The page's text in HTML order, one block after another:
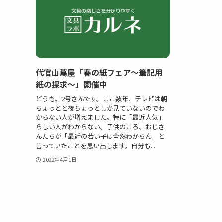
代官山蔦屋「春の紙フェア〜筆記用
紙の探求〜」開催中
どうも。2号さんです。ここ数年、テレビは朝
ちょっとと夜ちょっとしか見ていないのでわ
からない人が増えました。特に「最近人気」
らしい人がわからない。子供のころ、おじさ
んたちが「最近の若い子は全然わからん」と
言っていたことを思い出します。自分も...
2022年4月1日